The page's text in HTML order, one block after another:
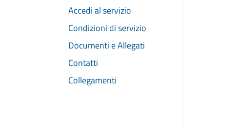
Accedi al servizio
Condizioni di servizio
Documenti e Allegati
Contatti
Collegamenti